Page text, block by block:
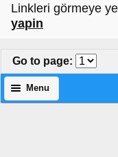
Linkleri görmeye
yapin
Go to page:
Menu